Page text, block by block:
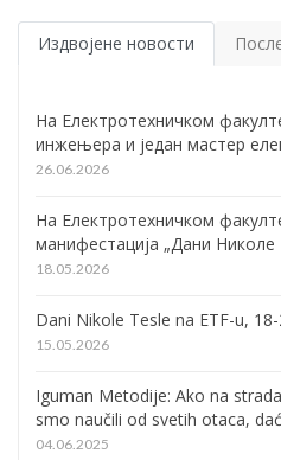
Издвојене новости
На Електротехничком
инжењера и један мастер
26.06.2026
На Електротехничком
манифестација „Дани Николе
18.05.2026
Dani Nikole Tesle na ETF-u, 18-
15.05.2026
Iguman Metodije: Ako na
smo naučili od svetih otaca,
04.06.2025